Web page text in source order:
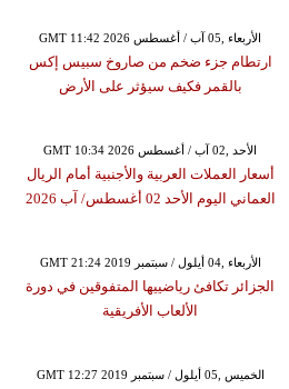
GMT 11:42 2026 الأربعاء ,05 آب / أغسطس
ارتطام جزء ضخم من صاروخ سبيس إكس
بالقمر فكيف سيؤثر على الأرض
GMT 10:34 2026 الأحد ,02 آب / أغسطس
أسعار العملات العربية والأجنبية أمام الريال
العماني اليوم الأحد 02 أغسطس/ آب 2026
GMT 21:24 2019 الأربعاء ,04 أيلول / سبتمبر
الجزائر تكافئ رياضييها المتفوقين في دورة
الألعاب الأفريقية
GMT 12:27 2019 الخميس ,05 أيلول / سبتمبر